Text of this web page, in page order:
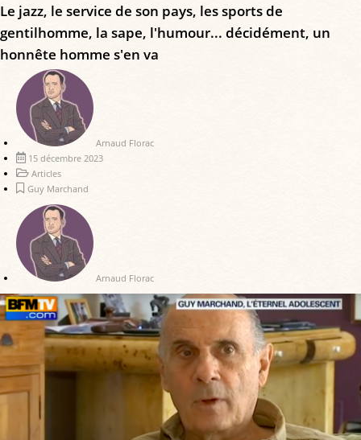
Le jazz, le service de son pays, les sports de
gentilhomme, la sape, l'humour... décidément, un
honnête homme s'en va
Arnaud Florac
15 décembre 2023
Articles
Guy Marchand
Arnaud Florac